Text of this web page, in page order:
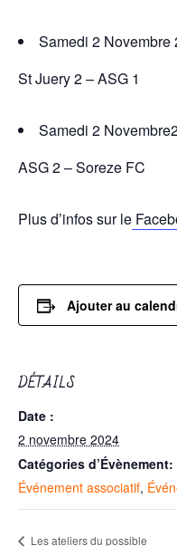
Samedi 2 Novembre
St Juery 2 – ASG 1
Samedi 2
ASG 2 – Soreze FC
Plus d’infos sur le
Ajouter au
DÉTAILS
Date :
2 novembre 2024
Catégories d’Évènement:
Événement associatif,
Les ateliers du possible